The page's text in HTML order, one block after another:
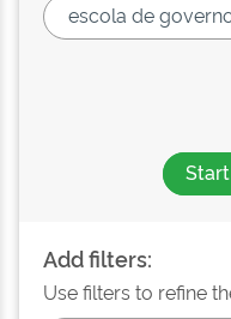
Add filters:
Use filters to refine